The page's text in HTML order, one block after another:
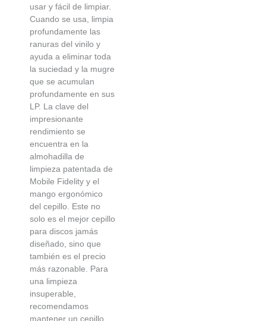
usar y fácil de limpiar.
Cuando se usa, limpia
profundamente las
ranuras del vinilo y
ayuda a eliminar toda
la suciedad y la mugre
que se acumulan
profundamente en sus
LP. La clave del
impresionante
rendimiento se
encuentra en la
almohadilla de
limpieza patentada de
Mobile Fidelity y el
mango ergonómico
del cepillo. Este no
solo es el mejor cepillo
para discos jamás
diseñado, sino que
también es el precio
más razonable. Para
una limpieza
insuperable,
recomendamos
mantener un cepillo